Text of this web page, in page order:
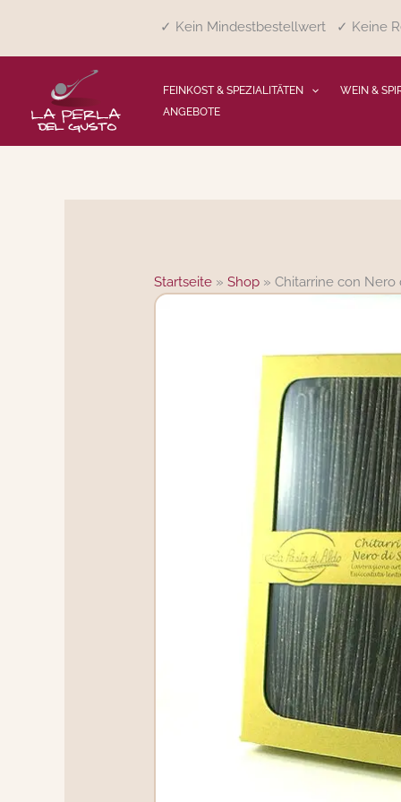
springen
✓ Kein Mindestbestellwert ✓ Keine
FEINKOST & SPEZIALITÄTEN WEIN &
ANGEBOTE
Startseite »Shop »Chitarrine con Nero